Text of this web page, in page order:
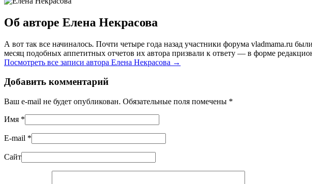
Об авторе Елена Некрасова
А вот так все начиналось. Почти четыре года назад участники форума vladmama.ru
месяц подобных аппетитных отчетов их автора призвали к ответу — в форме
Посмотреть все записи автора Елена Некрасова →
Добавить комментарий
Ваш e-mail не будет опубликован. Обязательные поля помечены *
Имя *
E-mail *
Сайт